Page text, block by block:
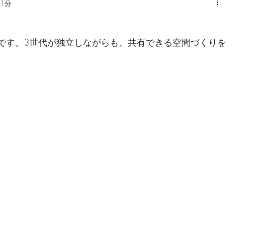
分
す。3世代が独立しながらも、共有できる空間づくりを